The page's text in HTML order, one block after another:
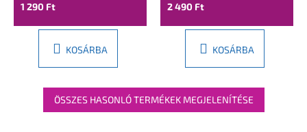
1 290 Ft
KOSÁRBA
2 490 Ft
KOSÁRBA
ÖSSZES HASONLÓ TERMÉKEK MEGJELENÍTÉSE